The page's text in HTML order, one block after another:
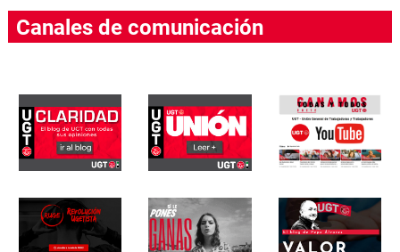
Canales de comunicación